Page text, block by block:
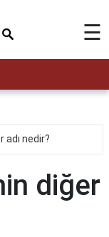
☰
adı nedir?
diğer